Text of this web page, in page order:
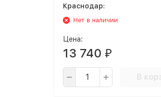
Краснодар:
Нет в наличии
Цена:
13 740 ₽
В